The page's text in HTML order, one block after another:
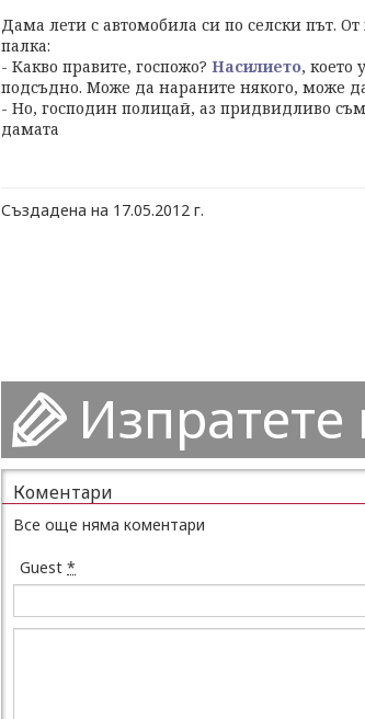
Дама лети с автомобила си по селски път.
палка:
- Какво правите, госпожо? Насилието, което
подсъдно. Може да нараните някого, може
- Но, господин полицай, аз придвидливо
дамата
Създадена на 17.05.2012 г.
Коментари
Все още няма коментари
Guest *